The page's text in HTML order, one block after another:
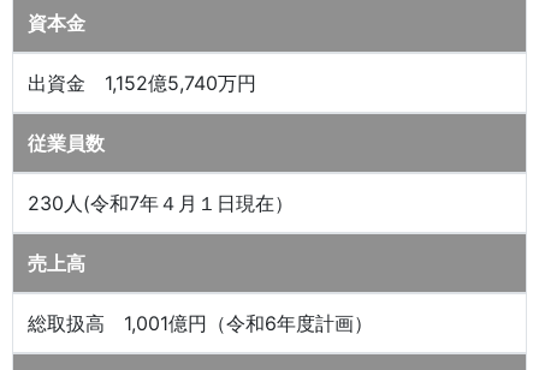
資本金
出資金 1,152億5,740万円
従業員数
230人(令和7年４月１日現在）
売上高
総取扱高 1,001億円（令和6年度計画）